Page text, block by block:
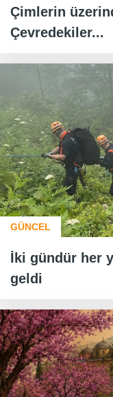
Çimlerin
Çevredekiler...
GÜNCEL
İki gündür her
geldi